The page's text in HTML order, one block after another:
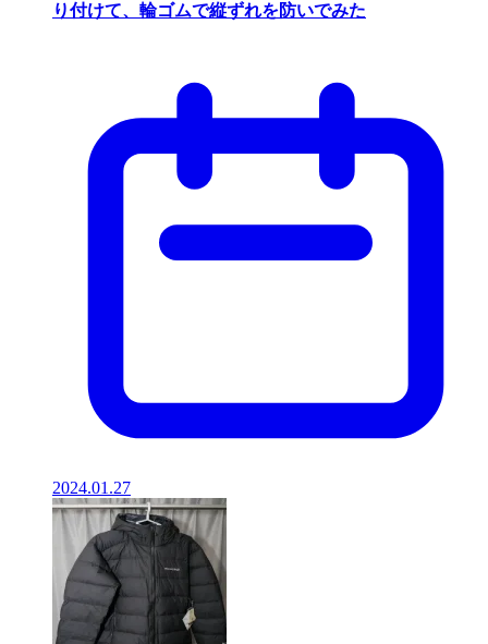
り付けて、輪ゴムで縦ずれを防いでみた
2024.01.27